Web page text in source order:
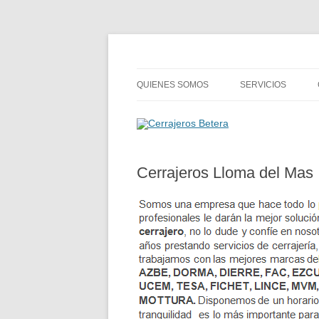
QUIENES SOMOS SERVICIOS
Cerrajeros Lloma del Mas